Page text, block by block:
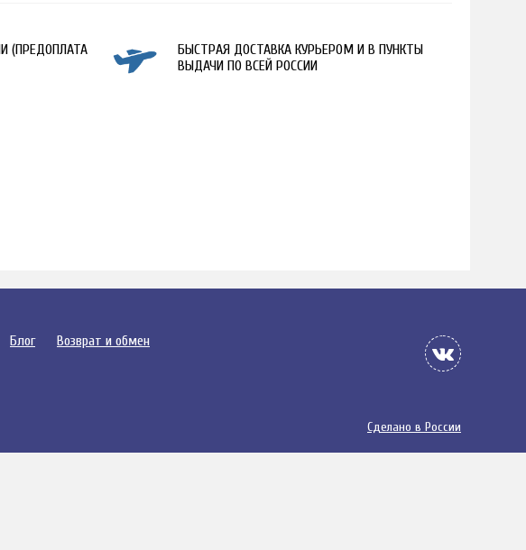
(ПРЕДОПЛАТА
БЫСТРАЯ ДОСТАВКА КУРЬЕРОМ И В ПУНКТЫ
ВЫДАЧИ ПО ВСЕЙ РОССИИ
Блог
Возврат и обмен
Сделано в России